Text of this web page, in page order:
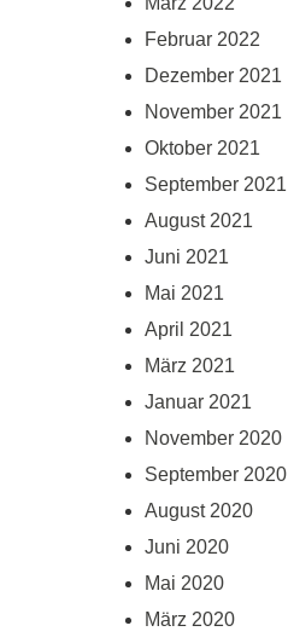
Februar 2022
Dezember 2021
November 2021
Oktober 2021
September 2021
August 2021
Juni 2021
Mai 2021
April 2021
März 2021
Januar 2021
November 2020
September 2020
August 2020
Juni 2020
Mai 2020
März 2020